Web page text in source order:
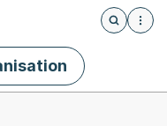
Öffnet